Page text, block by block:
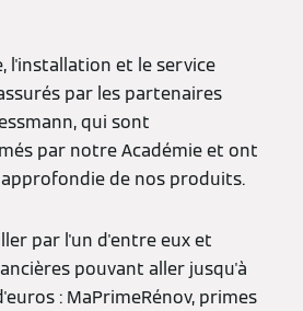
l'installation et le service
par les partenaires
qui sont
par notre Académie et ont
de nos produits.
par l'un d'entre eux et
pouvant aller jusqu'à
: MaPrimeRénov, primes